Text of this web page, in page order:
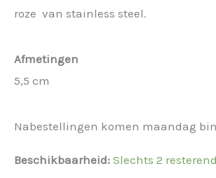
€ 19,95.
roze van stainless steel.
Afmetingen
5,5 cm
Nabestellingen komen maandag
Beschikbaarheid: Slechts 2